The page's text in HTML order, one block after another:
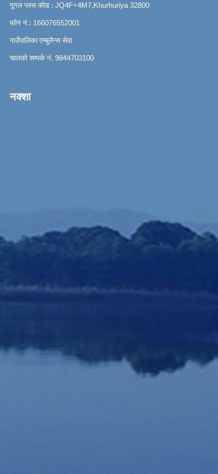
गूगल प्लस कोड : JQ4F+4M7,Khurhuriya 32800
फोन नं.: 166076552001
गाउँपालिका एम्बुलेन्स सेवा
चालको सम्पर्क नं. 9844703100
नक्शा